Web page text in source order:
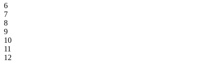
6
7
8
9
10
11
12